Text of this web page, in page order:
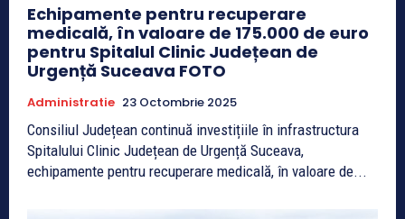
Echipamente pentru recuperare
medicală, în valoare de 175.000 de euro
pentru Spitalul Clinic Județean de
Urgență Suceava FOTO
Administratie 23 Octombrie 2025
Consiliul Județean continuă investițiile în infrastructura
Spitalului Clinic Județean de Urgență Suceava,
echipamente pentru recuperare medicală, în valoare de...